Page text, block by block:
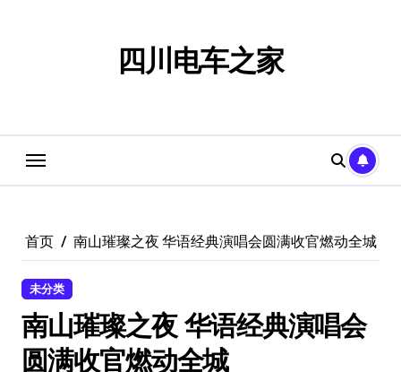
四川电车之家
首页 南山璀璨之夜 华语经典演唱会圆满收官燃动全城
未分类
南山璀璨之夜 华语经典演唱会
圆满收官燃动全城